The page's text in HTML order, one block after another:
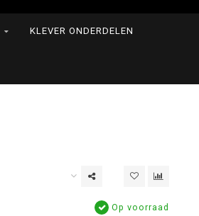
KLEVER ONDERDELEN
Op voorraad